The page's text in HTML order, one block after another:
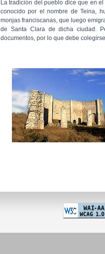
La tradición del pueblo dice que en
conocido por el nombre de Teina,
monjas franciscanas, que luego
de Santa Clara de dicha ciudad.
documentos, por lo que debe